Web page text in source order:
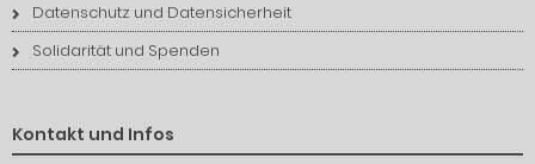
Datenschutz und Datensicherheit
Solidarität und Spenden
Kontakt und Infos